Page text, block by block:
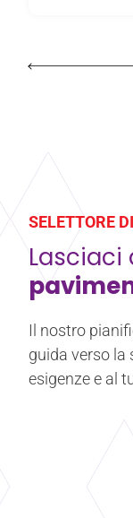
SELETTORE
Il nostro
guida verso la
esigenze e al